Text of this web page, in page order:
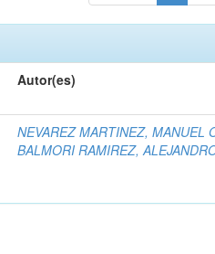
Autor(es)
NEVAREZ MARTINEZ, MANUEL
BALMORI RAMIREZ,